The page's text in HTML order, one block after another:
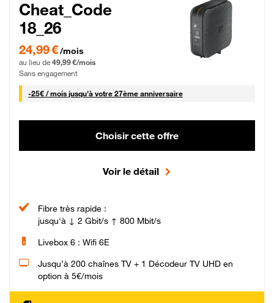
Cheat_Code
18_26
24,99 € par mois pendant 0 mois puis 49,99 € par mois, Sans engagement
24,99 €/mois
au lieu de 49,99 €/mois
Sans engagement
-25€ / mois25 € par mois
jusqu'à votre 27ème anniversaire
Choisir cette offre
Voir le détail
Fibre très rapide :
jusqu'à ↓ 2 Gbit/s ↑ 800 Mbit/s
Livebox 6 : Wifi 6E
Jusqu’à 200 chaînes TV + 1 Décodeur TV UHD en
option à 5€/mois